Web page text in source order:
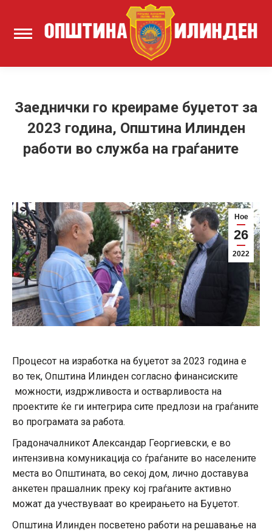
Заеднички го креираме буџетот за
2023 година, Општина Илинден
работи во служба на граѓаните
Ное
26
2022
Процесот на изработка на буџетот за 2023 година е
во тек, Општина Илинден согласно финансиските
можности, издржливоста и остварливоста на
проектите ќе ги интегрира сите предлози на граѓаните
во програмата за работа.
Градоначалникот Александар Георгиевски, е во
интензивна комуникација со ѓраѓаните во населените
места во Општината, во секој дом, лично доставува
анкетен прашалник преку кој граѓаните активно
можат да учествуваат во креирањето на Буџетот.
Општина Илинден посветено работи на решавање на